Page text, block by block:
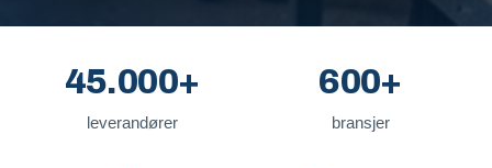
45.000+
leverandører
600+
bransjer